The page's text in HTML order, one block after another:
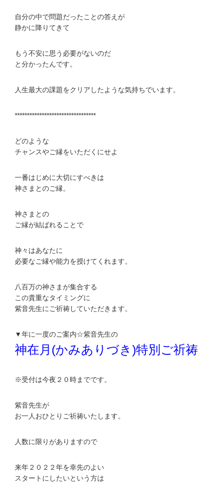
自分の中で問題だったことの答えが
静かに降りてきて
もう不安に思う必要がないのだ
と分かったんです。
人生最大の課題をクリアしたような気持ちでいます。
*********************************
どのような
チャンスやご縁をいただくにせよ
一番はじめに大切にすべきは
神さまとのご縁。
神さまとの
ご縁が結ばれることで
神々はあなたに
必要なご縁や能力を授けてくれます。
八百万の神さまが集合する
この貴重なタイミングに
紫音先生にご祈祷していただきます。
▼年に一度のご案内☆紫音先生の
神在月(かみありづき)特別ご祈祷
※受付は今夜２０時までです。
紫音先生が
お一人おひとりご祈祷いたします。
人数に限りがありますので
来年２０２２年を幸先のよい
スタートにしたいという方は